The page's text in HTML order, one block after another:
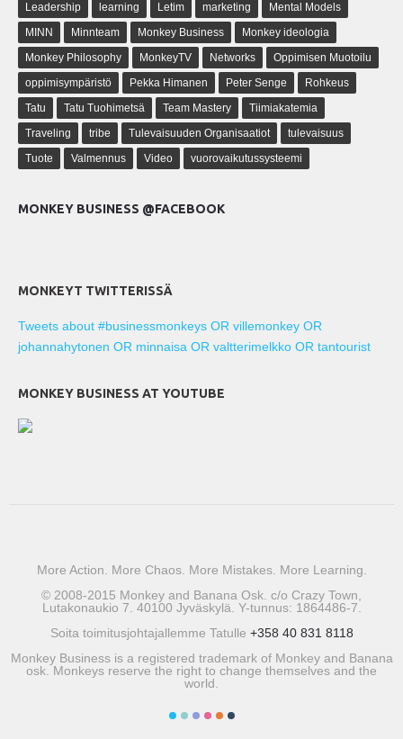
Leadership
learning Letim marketing
Mental Models
MINN
Minnteam Monkey Business
Monkey ideologia
Monkey Philosophy
MonkeyTV Networks
Oppimisen Muotoilu
oppimisympäristö
Pekka Himanen Peter Senge
Rohkeus
Tatu
Tatu Tuohimetsä Team Mastery
Tiimiakatemia
Traveling
tribe Tulevaisuuden Organisaatiot
tulevaisuus
Tuote
Valmennus Video vuorovaikutussysteemi
MONKEY BUSINESS @FACEBOOK
MONKEYT TWITTERISSÄ
Tweets about #businessmonkeys OR villemonkey OR
johannahytonen OR minnaisa OR valtterimelkko OR tantourist
MONKEY BUSINESS AT YOUTUBE
More Action. More Chaos. More Mistakes. More Learning.
© 2008-2015 Monkey and Banana Osk. c/o Crazy Town,
Lutakonaukio 7. 40100 Jyväskylä. Y-tunnus: 1864486-7.
Soita toimitusjohtajallemme Tatulle +358 40 831 8118
Monkey Business is a registered trademark of Monkey and Banana
osk. Monkeys reserve the right to change themselves and the
world.